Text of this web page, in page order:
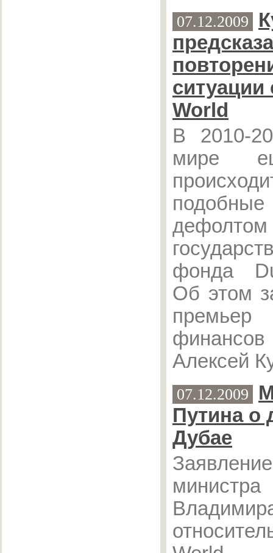
07.12.2009
ситуации
World
В 2010-
мире
дефолтом
фонда
Об этом
премьер
Алексей
07.12.2009
Путина о
Дубае